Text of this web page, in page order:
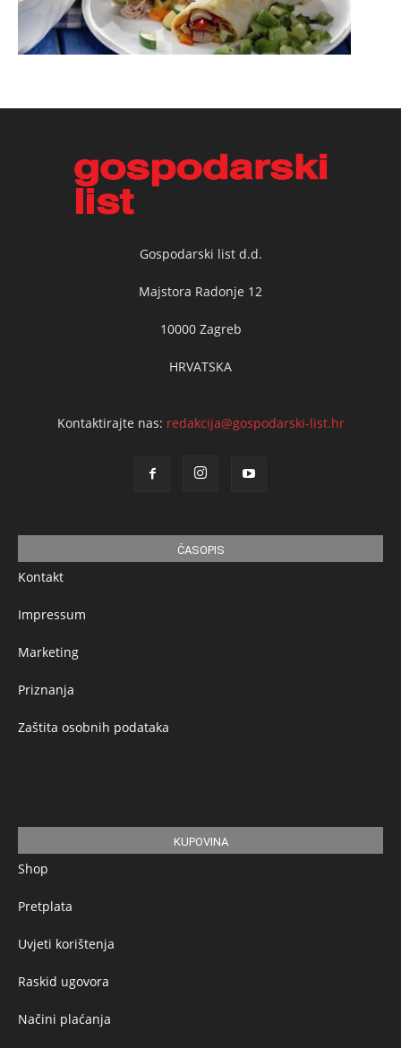
Gospodarski list d.d.
Majstora Radonje 12
10000 Zagreb
HRVATSKA
Kontaktirajte nas: redakcija@gospodarski-list.hr
ČASOPIS
Kontakt
Impressum
Marketing
Priznanja
Zaštita osobnih podataka
KUPOVINA
Shop
Pretplata
Uvjeti korištenja
Raskid ugovora
Načini plaćanja